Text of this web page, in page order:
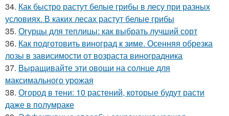
34. Как быстро растут белые грибы в лесу при разных
условиях. В каких лесах растут белые грибы
35. Огурцы для теплицы: как выбрать лучший сорт
36. Как подготовить виноград к зиме. Осенняя обрезка
лозы в зависимости от возраста виноградника
37. Выращивайте эти овощи на солнце для
максимального урожая
38. Огород в тени: 10 растений, которые будут расти
даже в полумраке